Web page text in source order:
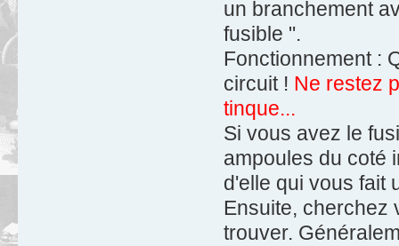
un branchement
fusible ".
Fonctionnement :
circuit ! Ne restez
tinque...
Si vous avez le
ampoules du coté
d'elle qui vous fait
Ensuite, cherchez
trouver.